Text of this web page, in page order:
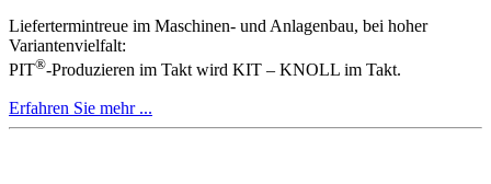
Liefertermintreue im Maschinen- und Anlagenbau, bei hoher
Variantenvielfalt:
PIT®-Produzieren im Takt wird KIT – KNOLL im Takt.
Erfahren Sie mehr ...